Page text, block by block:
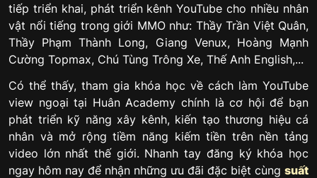
tiếp triển khai, phát triển kênh YouTube cho nhiều nhân
vật nổi tiếng trong giới MMO như: Thầy Trần Việt Quân,
Thầy Phạm Thành Long, Giang Venux, Hoàng Mạnh
Cường Topmax, Chú Tùng Trông Xe, Thế Anh English,...
Có thể thấy, tham gia khóa học về cách làm YouTube
view ngoại tại Huân Academy chính là cơ hội để bạn
phát triển kỹ năng xây kênh, kiến tạo thương hiệu cá
nhân và mở rộng tiềm năng kiếm tiền trên nền tảng
video lớn nhất thế giới. Nhanh tay đăng ký khóa học
ngay hôm nay để nhận những ưu đãi đặc biệt cùng suất